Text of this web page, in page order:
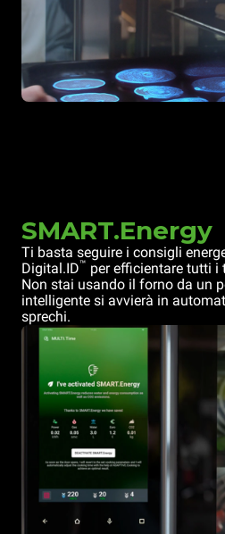
SMART.Energy
Ti basta seguire i consigli
Digital.ID™ per efficientare tutti i
Non stai usando il forno da un
intelligente si avvierà in
sprechi.